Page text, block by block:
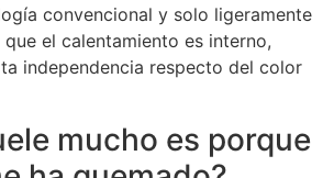
convencional y solo ligeramente
el calentamiento es interno,
independencia respecto del color
mucho es porque